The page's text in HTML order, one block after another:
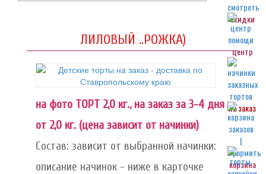
скидки
центр
на заказ
корзина
ЛИЛОВЫЙ ..РОЖКА)
на фото ТОРТ 2,0 кг., на заказ за 3-4 дня
от 2,0 кг. (цена зависит от начинки)
Состав: зависит от выбранной начинки:
описание начинок - ниже в карточке